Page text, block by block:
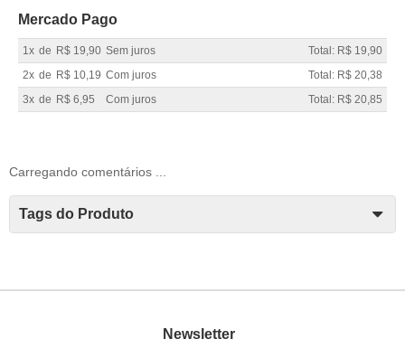
Mercado Pago
1x de R$ 19,90 Sem juros
Total: R$ 19,90
2x de R$ 10,19 Com juros
Total: R$ 20,38
3x de R$ 6,95 Com juros Total: R$ 20,85
Carregando comentários ...
Tags do Produto
Newsletter